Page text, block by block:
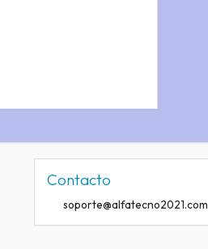
Contacto
soporte@alfatecno2021.com